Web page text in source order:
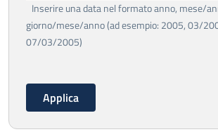
Inserire una data nel formato anno, mese/
giorno/mese/anno (ad esempio: 2005, 03/
07/03/2005)